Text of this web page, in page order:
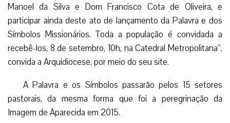
Manoel da Silva e Dom Francisco Cota de Oliveira, e
participar ainda deste ato de lançamento da Palavra e dos
Símbolos Missionários. Toda a população é convidada a
recebê-los, 8 de setembro, 10h, na Catedral Metropolitana”,
convida a Arquidiocese, por meio do seu site.
A Palavra e os Símbolos passarão pelos 15 setores
pastorais, da mesma forma que foi a peregrinação da
Imagem de Aparecida em 2015.